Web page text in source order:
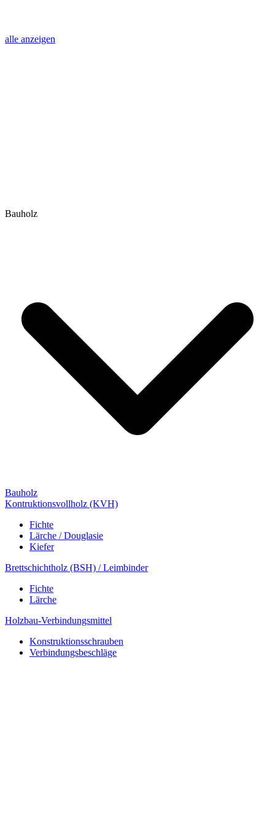
alle anzeigen
Bauholz
Bauholz
Kontruktionsvollholz (KVH)
Fichte
Lärche / Douglasie
Kiefer
Brettschichtholz (BSH) / Leimbinder
Fichte
Lärche
Holzbau-Verbindungsmittel
Konstruktionsschrauben
Verbindungsbeschläge